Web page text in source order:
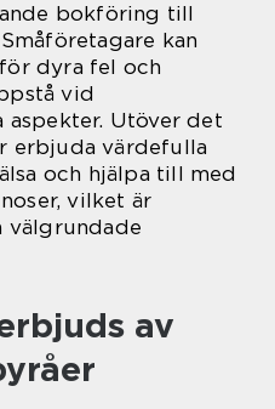
bokföring till
kan
dyra fel och
vid
aspekter. Utöver det
erbjuda värdefulla
och hjälpa till med
vilket är
välgrundade
av